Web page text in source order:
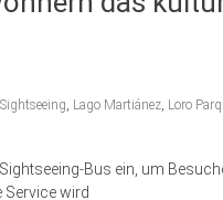
Lago Martiánez Loro
Bus ein, um
Service wird